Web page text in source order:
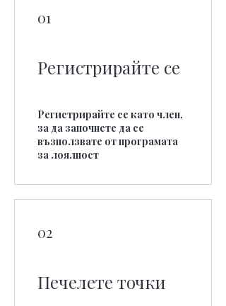
01
Регистрирайте се
Регистрирайте се като член,
за да започнете да се
възползвате от програмата
за лоялност
02
Печелете точки